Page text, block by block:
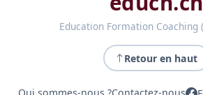
Education Formation Coaching
Retour en haut